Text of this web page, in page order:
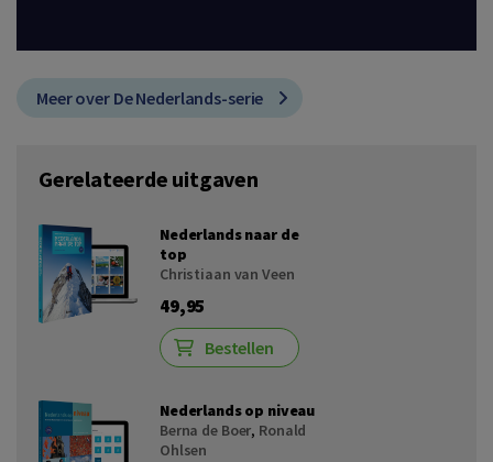
Meer over De Nederlands-serie
Gerelateerde uitgaven
Nederlands naar de
top
Christiaan van Veen
49,95
Bestellen
Nederlands op niveau
Berna de Boer, Ronald
Ohlsen